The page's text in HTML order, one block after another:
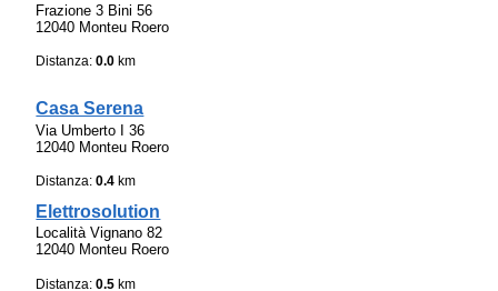
Frazione 3 Bini 56
12040 Monteu Roero
Distanza:0.0 km
Casa Serena
Via Umberto I 36
12040 Monteu Roero
Distanza:0.4 km
Elettrosolution
Località Vignano 82
12040 Monteu Roero
Distanza:0.5 km